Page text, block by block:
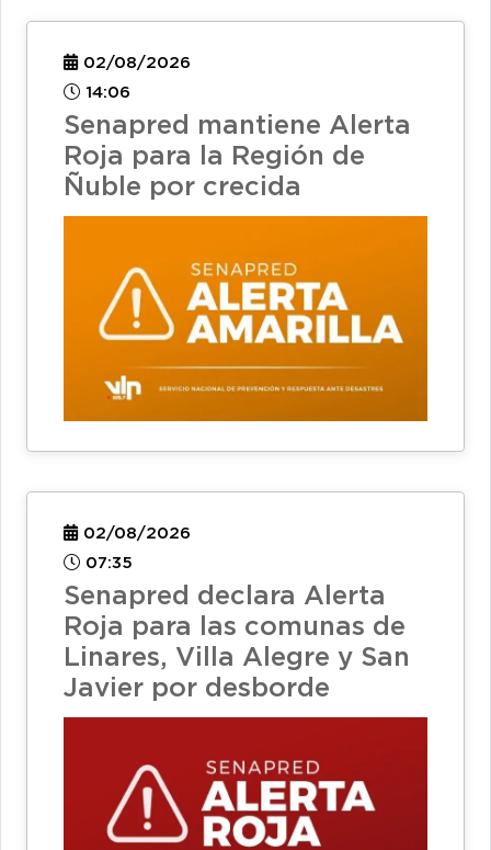
02/08/2026
14:06
Senapred mantiene Alerta
Roja para la Región de
Ñuble por crecida
02/08/2026
07:35
Senapred declara Alerta
Roja para las comunas de
Linares, Villa Alegre y San
Javier por desborde